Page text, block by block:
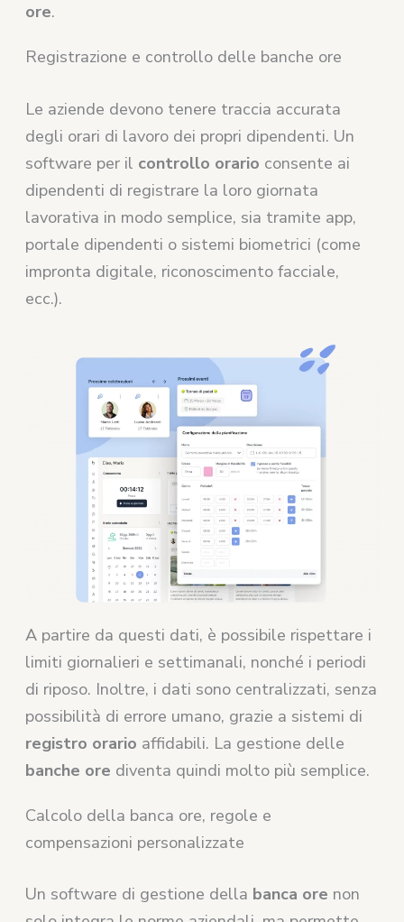
ore.
Registrazione e controllo delle banche ore
Le aziende devono tenere traccia accurata
degli orari di lavoro dei propri dipendenti. Un
software per il controllo orario consente ai
dipendenti di registrare la loro giornata
lavorativa in modo semplice, sia tramite app,
portale dipendenti o sistemi biometrici (come
impronta digitale, riconoscimento facciale,
ecc.).
A partire da questi dati, è possibile rispettare i
limiti giornalieri e settimanali, nonché i periodi
di riposo. Inoltre, i dati sono centralizzati, senza
possibilità di errore umano, grazie a sistemi di
registro orario affidabili. La gestione delle
banche ore diventa quindi molto più semplice.
Calcolo della banca ore, regole e
compensazioni personalizzate
Un software di gestione della banca ore non